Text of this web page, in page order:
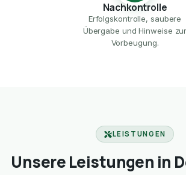
Nachkontrolle
Erfolgskontrolle, saubere
Übergabe und Hinweise zur
Vorbeugung.
LEISTUNGEN
Unsere Leistungen in